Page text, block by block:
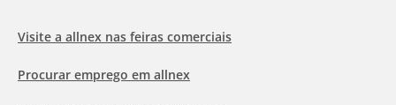
Visite a allnex nas feiras comerciais
Procurar emprego em allnex